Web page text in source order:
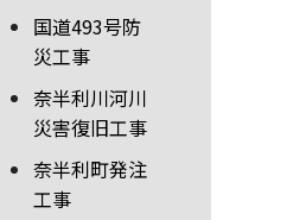
国道493号防
災工事
奈半利川河川
災害復旧工事
奈半利町発注
工事